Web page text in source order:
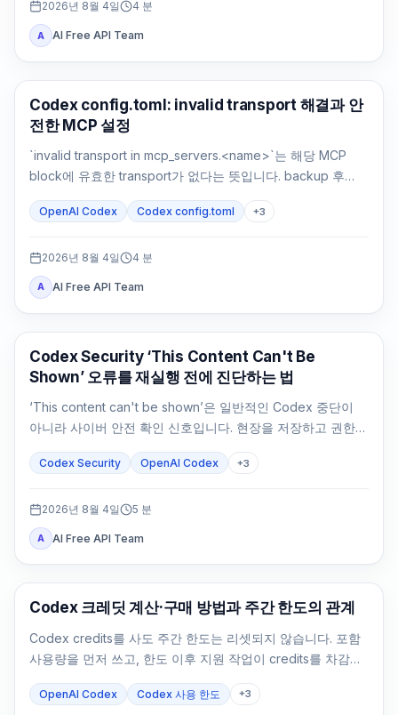
2026년 8월 4일 4 분
A AI Free API Team
AI 개발 도구
Codex config.toml: invalid transport 해결과 안
전한 MCP 설정
`invalid transport in mcp_servers.<name>`는 해당 MCP
block에 유효한 transport가 없다는 뜻입니다. backup 후
하세요.
OpenAI Codex Codex config.toml +3
2026년 8월 4일 4 분
A AI Free API Team
OpenAI Codex
Codex Security ‘This Content Can't Be
Shown’ 오류를 재실행 전에 진단하는 법
‘This content can't be shown’은 일반적인 Codex 중단이
아니라 사이버 안전 확인 신호입니다. 현장을 저장하고 권한을
Codex Security OpenAI Codex +3
2026년 8월 4일 5 분
A AI Free API Team
AI Development Tools
Codex 크레딧 계산·구매 방법과 주간 한도의 관계
Codex credits를 사도 주간 한도는 리셋되지 않습니다. 포함
사용량을 먼저 쓰고, 한도 이후 지원 작업이 credits를 차감합
OpenAI Codex Codex 사용 한도 +3